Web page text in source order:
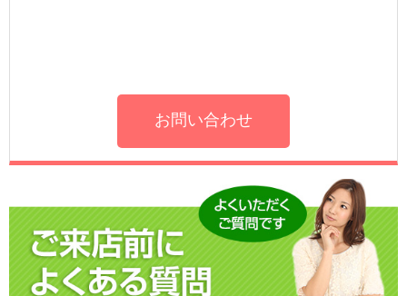
お問い合わせ